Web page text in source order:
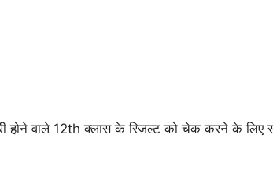
होने वाले 12th क्लास के रिजल्ट को चेक करने के लिए